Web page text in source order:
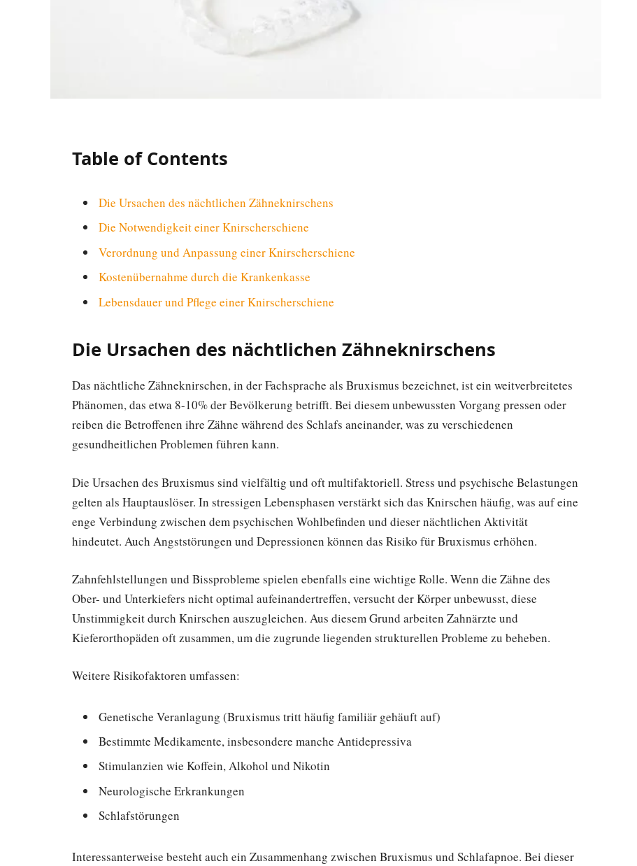
Table of Contents
Die Ursachen des nächtlichen Zähneknirschens
Die Notwendigkeit einer Knirscherschiene
Verordnung und Anpassung einer Knirscherschiene
Kostenübernahme durch die Krankenkasse
Lebensdauer und Pflege einer Knirscherschiene
Die Ursachen des nächtlichen Zähneknirschens
Das nächtliche Zähneknirschen, in der Fachsprache als Bruxismus bezeichnet, ist ein weitverbreitetes
Phänomen, das etwa 8-10% der Bevölkerung betrifft. Bei diesem unbewussten Vorgang pressen oder
reiben die Betroffenen ihre Zähne während des Schlafs aneinander, was zu verschiedenen
gesundheitlichen Problemen führen kann.
Die Ursachen des Bruxismus sind vielfältig und oft multifaktoriell. Stress und psychische Belastungen
gelten als Hauptauslöser. In stressigen Lebensphasen verstärkt sich das Knirschen häufig, was auf eine
enge Verbindung zwischen dem psychischen Wohlbefinden und dieser nächtlichen Aktivität
hindeutet. Auch Angststörungen und Depressionen können das Risiko für Bruxismus erhöhen.
Zahnfehlstellungen und Bissprobleme spielen ebenfalls eine wichtige Rolle. Wenn die Zähne des
Ober- und Unterkiefers nicht optimal aufeinandertreffen, versucht der Körper unbewusst, diese
Unstimmigkeit durch Knirschen auszugleichen. Aus diesem Grund arbeiten Zahnärzte und
Kieferorthopäden oft zusammen, um die zugrunde liegenden strukturellen Probleme zu beheben.
Weitere Risikofaktoren umfassen:
Genetische Veranlagung (Bruxismus tritt häufig familiär gehäuft auf)
Bestimmte Medikamente, insbesondere manche Antidepressiva
Stimulanzien wie Koffein, Alkohol und Nikotin
Neurologische Erkrankungen
Schlafstörungen
Interessanterweise besteht auch ein Zusammenhang zwischen Bruxismus und Schlafapnoe. Bei dieser